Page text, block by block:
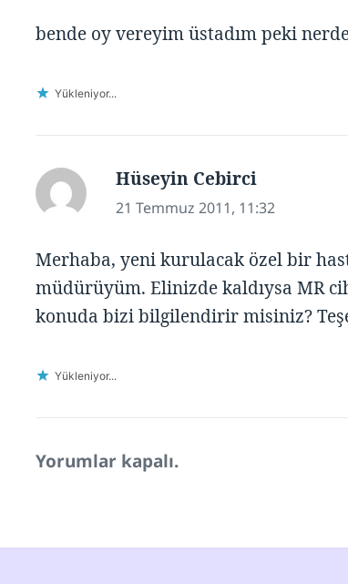
bende oy vereyim üstadım peki
Yükleniyor...
Hüseyin Cebirci
ki:
21 Temmuz 2011, 11:32
Merhaba, yeni kurulacak özel bir
müdürüyüm. Elinizde kaldıysa MR
konuda bizi bilgilendirir misiniz?
Yükleniyor...
Yorumlar kapalı.